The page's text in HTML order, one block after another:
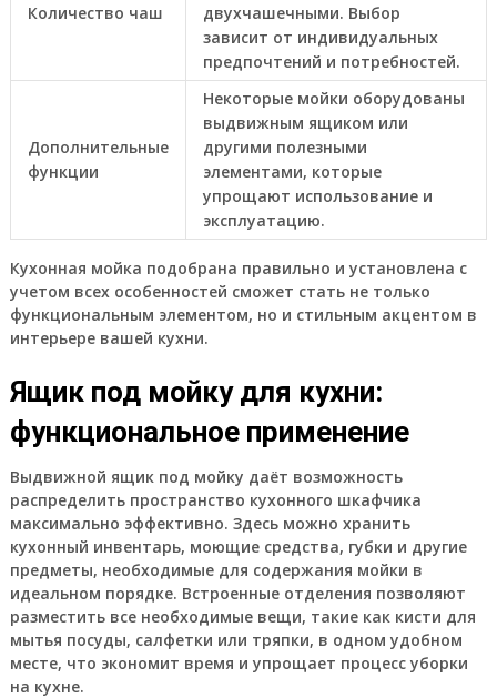
Количество чаш
двухчашечными. Выбор
зависит от индивидуальных
предпочтений и потребностей.
Дополнительные
функции
Некоторые мойки оборудованы
выдвижным ящиком или
другими полезными
элементами, которые
упрощают использование и
эксплуатацию.
Кухонная мойка подобрана правильно и установлена с
учетом всех особенностей сможет стать не только
функциональным элементом, но и стильным акцентом в
интерьере вашей кухни.
Ящик под мойку для кухни:
функциональное применение
Выдвижной ящик под мойку даёт возможность
распределить пространство кухонного шкафчика
максимально эффективно. Здесь можно хранить
кухонный инвентарь, моющие средства, губки и другие
предметы, необходимые для содержания мойки в
идеальном порядке. Встроенные отделения позволяют
разместить все необходимые вещи, такие как кисти для
мытья посуды, салфетки или тряпки, в одном удобном
месте, что экономит время и упрощает процесс уборки
на кухне.